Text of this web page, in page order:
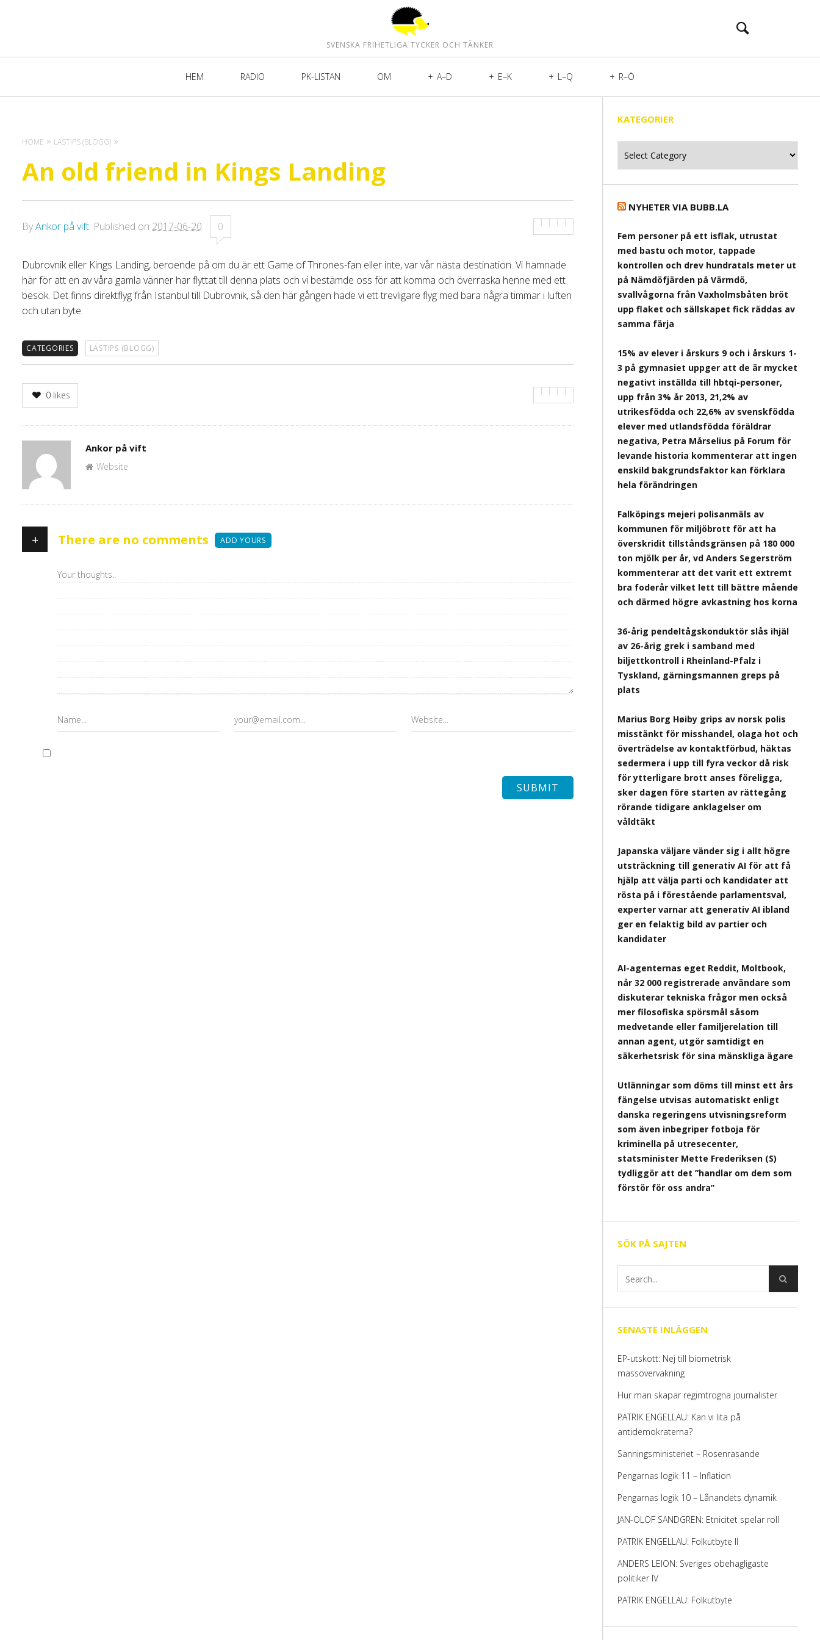
SVENSKA FRIHETLIGA TYCKER OCH TÄNKER
HEM RADIO PK-LISTAN OM A–D E–K L–Q R–Ö
HOME LÄSTIPS (BLOGG)
An old friend in Kings Landing
ByAnkor på vift. Published on 2017-06-20. 0
Dubrovnik eller Kings Landing, beroende på om du är ett Game of Thrones-fan eller inte, var vår nästa destination. Vi hamnade
här för att en av våra gamla vänner har flyttat till denna plats och vi bestämde oss för att komma och överraska henne med ett
besök. Det finns direktflyg från Istanbul till Dubrovnik, så den här gången hade vi ett trevligare flyg med bara några timmar i luften
och utan byte.
CATEGORIES LÄSTIPS (BLOGG)
0 likes
Author
Ankor på vift
Website
+ There are no comments ADD YOURS
KATEGORIER
NYHETER VIA BUBB.LA
Fem personer på ett isflak, utrustat
med bastu och motor, tappade
kontrollen och drev hundratals meter ut
på Nämdöfjärden på Värmdö,
svallvågorna från Vaxholmsbåten bröt
upp flaket och sällskapet fick räddas av
samma färja
15% av elever i årskurs 9 och i årskurs 1-
3 på gymnasiet uppger att de är mycket
negativt inställda till hbtqi-personer,
upp från 3% år 2013, 21,2% av
utrikesfödda och 22,6% av svenskfödda
elever med utlandsfödda föräldrar
negativa, Petra Mårselius på Forum för
levande historia kommenterar att ingen
enskild bakgrundsfaktor kan förklara
hela förändringen
Falköpings mejeri polisanmäls av
kommunen för miljöbrott för att ha
överskridit tillståndsgränsen på 180 000
ton mjölk per år, vd Anders Segerström
kommenterar att det varit ett extremt
bra foderår vilket lett till bättre mående
och därmed högre avkastning hos korna
36-årig pendeltågskonduktör slås ihjäl
av 26-årig grek i samband med
biljettkontroll i Rheinland-Pfalz i
Tyskland, gärningsmannen greps på
plats
Marius Borg Høiby grips av norsk polis
misstänkt för misshandel, olaga hot och
överträdelse av kontaktförbud, häktas
sedermera i upp till fyra veckor då risk
för ytterligare brott anses föreligga,
sker dagen före starten av rättegång
rörande tidigare anklagelser om
våldtäkt
Japanska väljare vänder sig i allt högre
utsträckning till generativ AI för att få
hjälp att välja parti och kandidater att
rösta på i förestående parlamentsval,
experter varnar att generativ AI ibland
ger en felaktig bild av partier och
kandidater
AI-agenternas eget Reddit, Moltbook,
når 32 000 registrerade användare som
diskuterar tekniska frågor men också
mer filosofiska spörsmål såsom
medvetande eller familjerelation till
annan agent, utgör samtidigt en
säkerhetsrisk för sina mänskliga ägare
Utlänningar som döms till minst ett års
fängelse utvisas automatiskt enligt
danska regeringens utvisningsreform
som även inbegriper fotboja för
kriminella på utresecenter,
statsminister Mette Frederiksen (S)
tydliggör att det ”handlar om dem som
förstör för oss andra”
SÖK PÅ SAJTEN
SENASTE INLÄGGEN
EP-utskott: Nej till biometrisk
massövervakning
Hur man skapar regimtrogna journalister
PATRIK ENGELLAU: Kan vi lita på
antidemokraterna?
Sanningsministeriet – Rosenrasande
Pengarnas logik 11 – Inflation
Pengarnas logik 10 – Lånandets dynamik
JAN-OLOF SANDGREN: Etnicitet spelar roll
PATRIK ENGELLAU: Folkutbyte II
ANDERS LEION: Sveriges obehagligaste
politiker IV
PATRIK ENGELLAU: Folkutbyte